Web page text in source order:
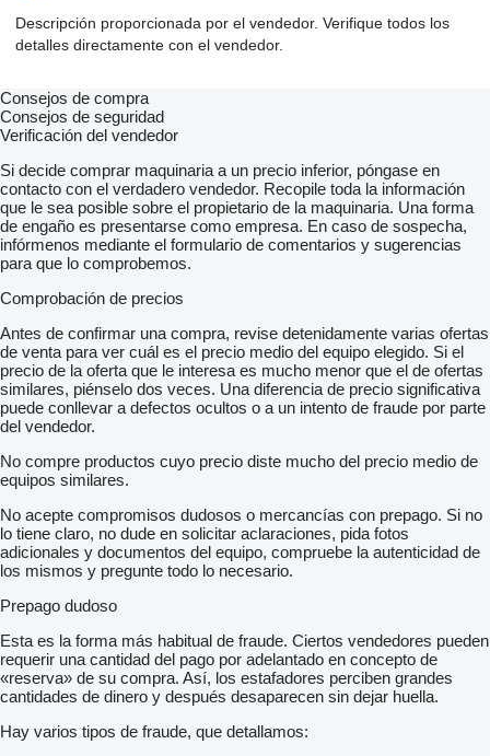
Descripción proporcionada por el vendedor. Verifique todos los
detalles directamente con el vendedor.
Consejos de compra
Consejos de seguridad
Verificación del vendedor
Si decide comprar maquinaria a un precio inferior, póngase en
contacto con el verdadero vendedor. Recopile toda la información
que le sea posible sobre el propietario de la maquinaria. Una forma
de engaño es presentarse como empresa. En caso de sospecha,
infórmenos mediante el formulario de comentarios y sugerencias
para que lo comprobemos.
Comprobación de precios
Antes de confirmar una compra, revise detenidamente varias ofertas
de venta para ver cuál es el precio medio del equipo elegido. Si el
precio de la oferta que le interesa es mucho menor que el de ofertas
similares, piénselo dos veces. Una diferencia de precio significativa
puede conllevar a defectos ocultos o a un intento de fraude por parte
del vendedor.
No compre productos cuyo precio diste mucho del precio medio de
equipos similares.
No acepte compromisos dudosos o mercancías con prepago. Si no
lo tiene claro, no dude en solicitar aclaraciones, pida fotos
adicionales y documentos del equipo, compruebe la autenticidad de
los mismos y pregunte todo lo necesario.
Prepago dudoso
Esta es la forma más habitual de fraude. Ciertos vendedores pueden
requerir una cantidad del pago por adelantado en concepto de
«reserva» de su compra. Así, los estafadores perciben grandes
cantidades de dinero y después desaparecen sin dejar huella.
Hay varios tipos de fraude, que detallamos: